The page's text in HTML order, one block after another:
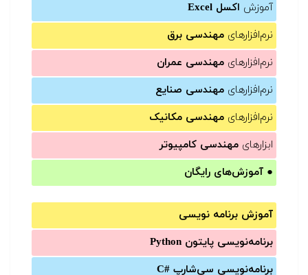
آموزش اکسل Excel
نرم‌افزارهای مهندسی برق
نرم‌افزارهای مهندسی عمران
نرم‌افزارهای مهندسی صنایع
نرم‌افزارهای مهندسی مکانیک
ابزارهای مهندسی کامپیوتر
● آموزش‌های رایگان
آموزش برنامه نویسی
برنامه‌نویسی پایتون Python
برنامه‌‌نویسی سی‌شارپ C#‎